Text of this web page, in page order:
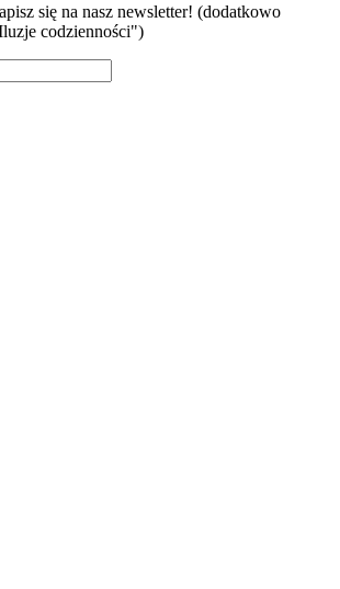
się na nasz newsletter! (dodatkowo
codzienności")